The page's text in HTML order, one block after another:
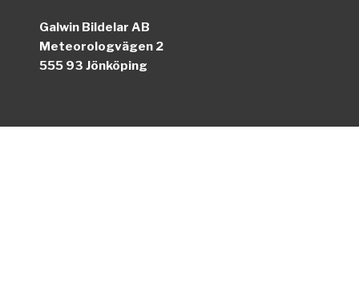
Galwin Bildelar AB
Meteorologvägen 2
555 93 Jönköping